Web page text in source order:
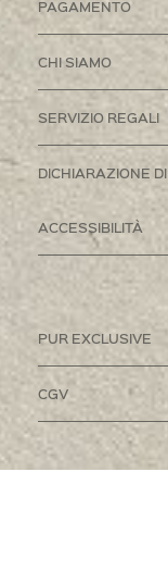
PAGAMENTO
CHI SIAMO
SERVIZIO REGALI
DICHIARAZIONE DI
ACCESSIBILITÀ
PUR EXCLUSIVE
CGV